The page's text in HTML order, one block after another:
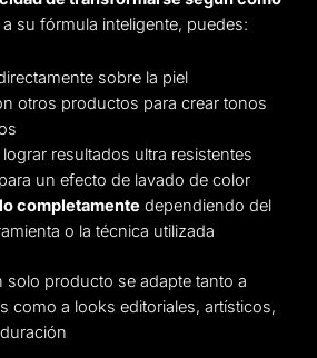
a su fórmula inteligente, puedes:
sobre la piel
otros productos para crear tonos
resultados ultra resistentes
un efecto de lavado de color
completamentedependiendo del
o la técnica utilizada
solo producto se adapte tanto a
como a looks editoriales, artísticos,